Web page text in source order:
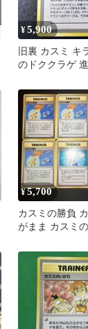
¥5,900
旧裏 カスミ キ
のドククラゲ
シティ
¥5,700
カスミの勝負
がまま カスミ